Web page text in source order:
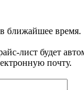
ближайшее время.
лист будет
почту.